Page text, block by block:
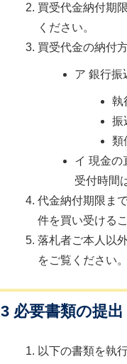
買受代金納付期
ください。
買受代金の納付
ア 銀行振
執
振
類
イ 現金の
受付時間
代金納付期限ま
件を買い受ける
落札者ご本人以
をご覧ください。
3 必要書類の提出
以下の書類を執